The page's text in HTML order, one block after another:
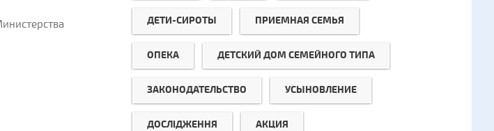
ДЕТИ-СИРОТЫ ПРИЕМНАЯ СЕМЬЯ
ОПЕКА ДЕТСКИЙ ДОМ СЕМЕЙНОГО ТИПА
ЗАКОНОДАТЕЛЬСТВО УСЫНОВЛЕНИЕ
ДОСЛІДЖЕННЯ АКЦИЯ